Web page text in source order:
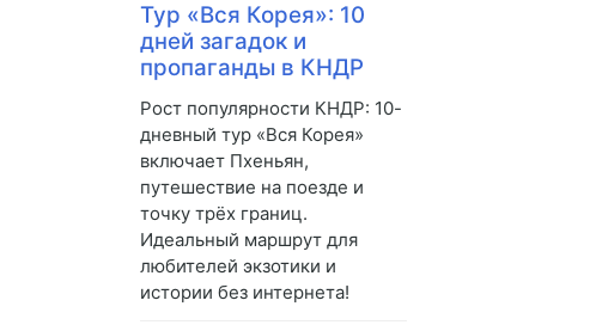
Тур «Вся Корея»: 10
дней загадок и
пропаганды в КНДР
Рост популярности КНДР: 10-
дневный тур «Вся Корея»
включает Пхеньян,
путешествие на поезде и
точку трёх границ.
Идеальный маршрут для
любителей экзотики и
истории без интернета!